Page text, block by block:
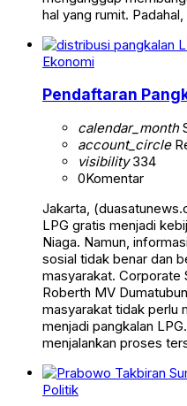
hal yang rumit.
Ekonomi
Pendaftaran
calendar_month
account_circle
visibility334
0Komentar
Jakarta,
LPG gratis menjadi
Niaga. Namun,
sosial tidak benar dan
masyarakat. Corporate
Roberth MV
masyarakat tidak perlu
menjadi pangkalan
menjalankan proses
Politik